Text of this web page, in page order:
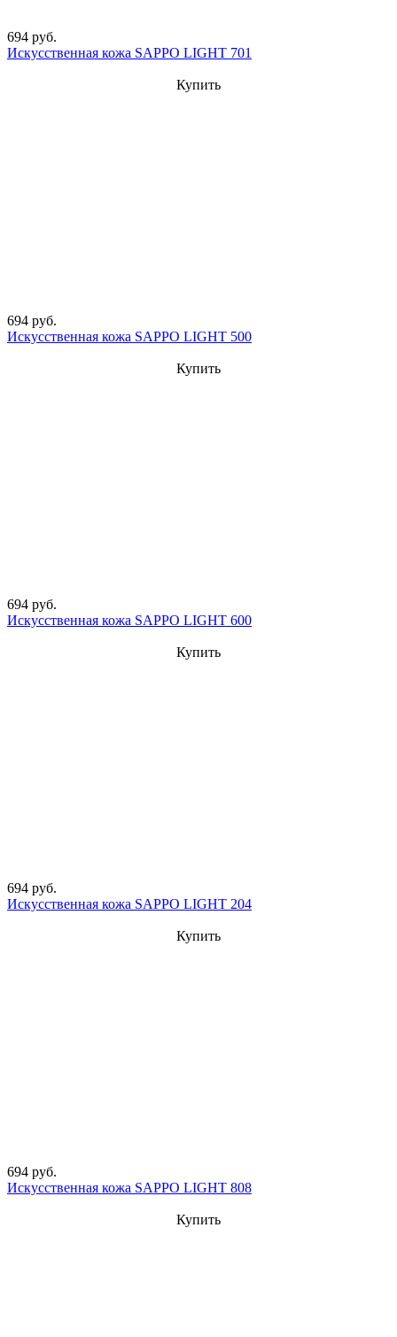
694 руб.
Искусственная кожа SAPPO LIGHT 701
Купить
694 руб.
Искусственная кожа SAPPO LIGHT 500
Купить
694 руб.
Искусственная кожа SAPPO LIGHT 600
Купить
694 руб.
Искусственная кожа SAPPO LIGHT 204
Купить
694 руб.
Искусственная кожа SAPPO LIGHT 808
Купить